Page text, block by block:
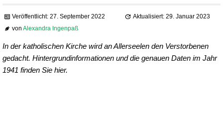
Veröffentlicht: 27. September 2022
Aktualisiert: 29. Januar 2023
vonAlexandra Ingenpaß
In der katholischen Kirche wird an Allerseelen den Verstorbenen
gedacht. Hintergrundinformationen und die genauen Daten im Jahr
1941 finden Sie hier.